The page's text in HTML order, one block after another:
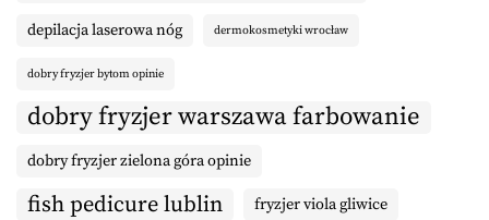
depilacja laserowa nóg dermokosmetyki wrocław
dobry fryzjer bytom opinie
dobry fryzjer warszawa farbowanie
dobry fryzjer zielona góra opinie
fish pedicure lublin fryzjer viola gliwice